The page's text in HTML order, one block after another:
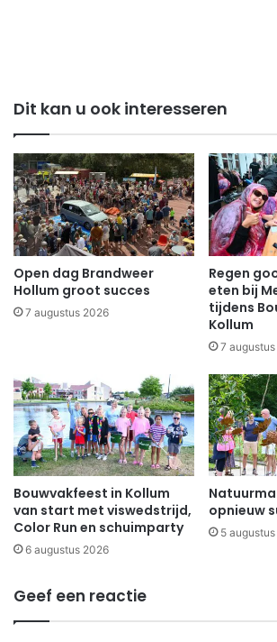
Dit kan u ook interesseren
Open dag Brandweer
Hollum groot succes
7 augustus 2026
Regen
eten bij
tijdens
Kollum
7
Bouwvakfeest in Kollum
van start met viswedstrijd,
Color Run en schuimparty
6 augustus 2026
opnieuw
5
Geef een reactie